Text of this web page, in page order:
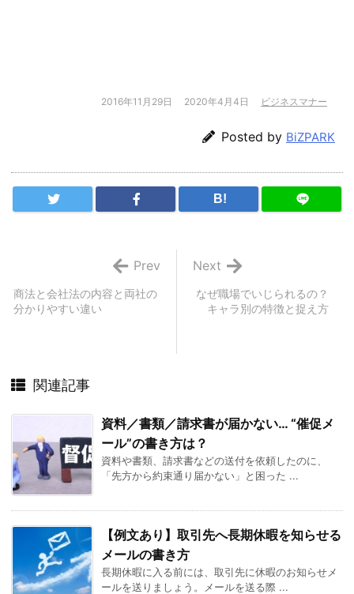
2016年11月29日 2020年4月4日 ビジネスマナー
Posted by BiZPARK
B!
なぜ職場でいじられるの？
キャラ別の特徴と捉え方
Next
商法と会社法の内容と両社の
分かりやすい違い
Prev
関連記事
資料／書類／請求書が届かない… “催促メ
ール”の書き方は？
資料や書類、請求書などの送付を依頼したのに、
「先方から約束通り届かない」と困った ...
【例文あり】取引先へ長期休暇を知らせる
メールの書き方
長期休暇に入る前には、取引先に休暇のお知らせメ
ールを送りましょう。メールを送る際 ...